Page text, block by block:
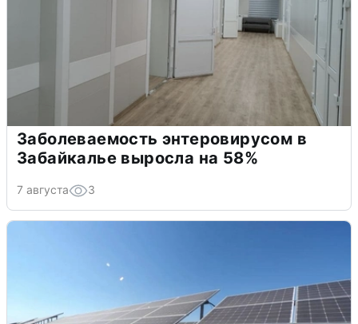
Заболеваемость энтеровирусом в
Забайкалье выросла на 58%
7 августа 3